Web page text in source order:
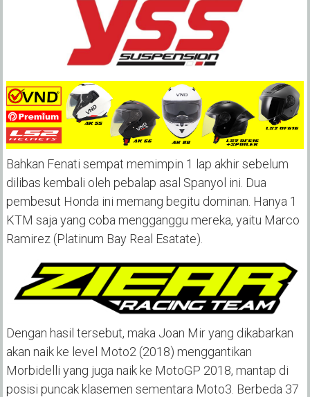
Bahkan Fenati sempat memimpin 1 lap akhir sebelum
dilibas kembali oleh pebalap asal Spanyol ini. Dua
pembesut Honda ini memang begitu dominan. Hanya 1
KTM saja yang coba mengganggu mereka, yaitu Marco
Ramirez (Platinum Bay Real Esatate).
Dengan hasil tersebut, maka Joan Mir yang dikabarkan
akan naik ke level Moto2 (2018) menggantikan
Morbidelli yang juga naik ke MotoGP 2018, mantap di
posisi puncak klasemen sementara Moto3. Berbeda 37